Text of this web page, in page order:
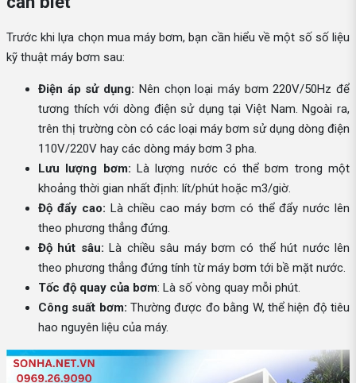
Trước khi lựa chọn mua máy bơm, bạn cần hiểu về một số số liệu
kỹ thuật máy bơm sau:
Điện áp sử dụng: Nên chọn loại máy bơm 220V/50Hz để
tương thích với dòng điện sử dụng tại Việt Nam. Ngoài ra,
trên thị trường còn có các loại máy bơm sử dụng dòng điện
110V/220V hay các dòng máy bơm 3 pha.
Lưu lượng bơm: Là lượng nước có thể bơm trong một
khoảng thời gian nhất định: lít/phút hoặc m3/giờ.
Độ đẩy cao: Là chiều cao máy bơm có thể đẩy nước lên
theo phương thẳng đứng.
Độ hút sâu: Là chiều sâu máy bơm có thể hút nước lên
theo phương thẳng đứng tính từ máy bơm tới bề mặt nước.
Tốc độ quay của bơm: Là số vòng quay mỗi phút.
Công suất bơm: Thường được đo bằng W, thể hiện độ tiêu
hao nguyên liệu của máy.